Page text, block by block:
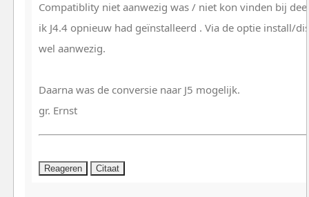
Compatiblity niet aanwezig was / niet kon vinden bij
ik J4.4 opnieuw had geïnstalleerd . Via de optie install/
wel aanwezig.
Daarna was de conversie naar J5 mogelijk.
gr. Ernst
Reageren Citaat